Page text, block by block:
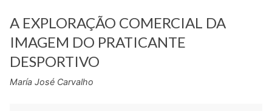
A EXPLORAÇÃO COMERCIAL DA
IMAGEM DO PRATICANTE
DESPORTIVO
María José Carvalho